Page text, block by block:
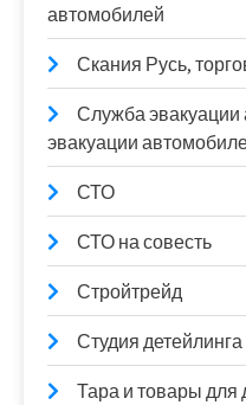
автомобилей
Скания Русь,
Служба
эвакуации
СТО
СТО на совесть
Стройтрейд
Студия
Тара и товары для